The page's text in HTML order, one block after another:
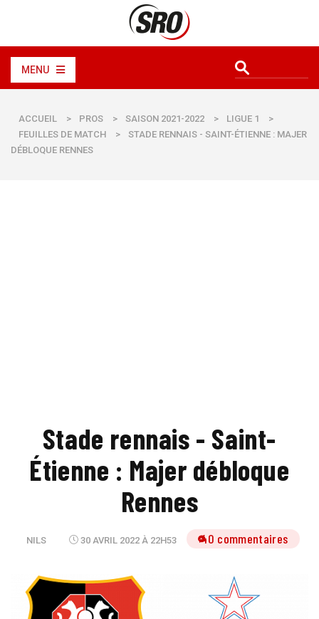
MENU
ACCUEIL > PROS > SAISON 2021-2022 > LIGUE 1
>
FEUILLES DE MATCH
>
STADE RENNAIS - SAINT-ÉTIENNE : MAJER
DÉBLOQUE RENNES
Stade rennais - Saint-
Étienne : Majer débloque
Rennes
NILS 30 AVRIL 2022 À 22H53 40 commentaires